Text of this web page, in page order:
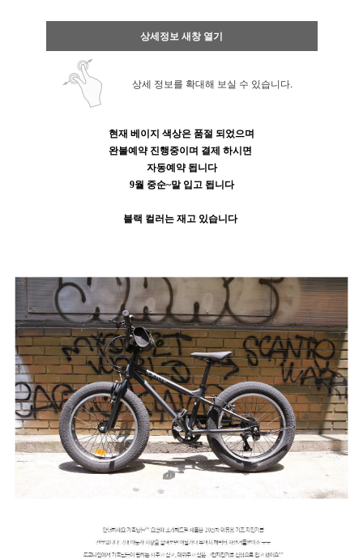
상세정보 새창 열기
상세 정보를 확대해 보실 수 있습니다.
현재 베이지 색상은 품절 되었으며
완불예약 진행중이며 결제 하시면
자동예약 됩니다
9월 중순~말 입고 됩니다
블랙 컬러는 재고 있습니다